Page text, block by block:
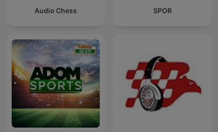
Audio Chess SPOR